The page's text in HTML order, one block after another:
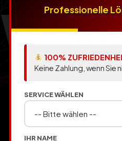
Professionelle
100%
Keine Zahlung, wenn Sie
SERVICE WÄHLEN
IHR NAME